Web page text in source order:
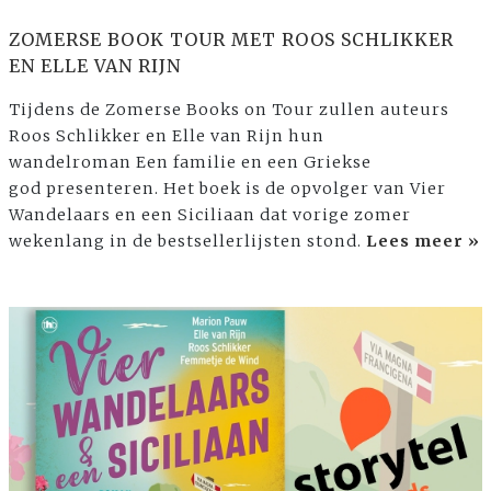
ZOMERSE BOOK TOUR MET ROOS SCHLIKKER
EN ELLE VAN RIJN
Tijdens de Zomerse Books on Tour zullen auteurs
Roos Schlikker en Elle van Rijn hun
wandelroman Een familie en een Griekse
god presenteren. Het boek is de opvolger van Vier
Wandelaars en een Siciliaan dat vorige zomer
wekenlang in de bestsellerlijsten stond. Lees meer »